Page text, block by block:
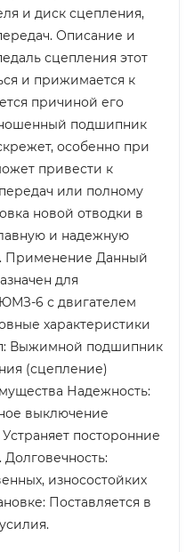
и диск сцепления,
Описание и
сцепления этот
и прижимается к
причиной его
подшипник
особенно при
привести к
или полному
новой отводки в
и надежную
Применение Данный
для
ЮМЗ-6 с двигателем
характеристики
Выжимной подшипник
(сцепление)
Надежность:
выключение
посторонние
износостойких
Поставляется в